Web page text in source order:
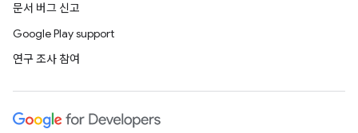
문서 버그 신고
Google Play support
연구 조사 참여